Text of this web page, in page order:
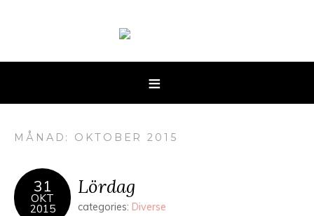
MÅNAD: OKTOBER 2015
31
OKT
2015
Lördag
categories: Diverse